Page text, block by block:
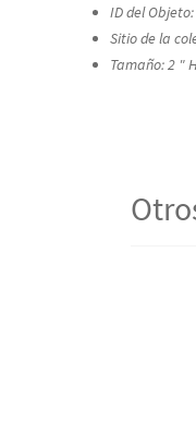
ID del
Sitio de la
Tamaño: 2 "